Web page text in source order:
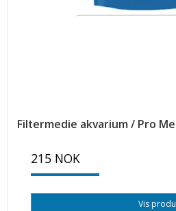
Filtermedie akvarium / Pro
215 NOK
Vis